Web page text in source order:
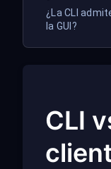
¿La CLI
la GUI?
CLI